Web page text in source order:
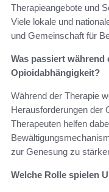
Therapieangebote und
Viele lokale und
und Gemeinschaft für
Was passiert während
Opioidabhängigkeit?
Während der Therapie
Herausforderungen der
Therapeuten helfen
zur Genesung zu
Welche Rolle spielen